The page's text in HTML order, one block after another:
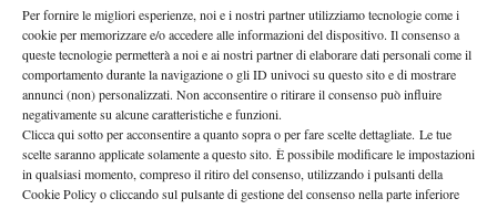
Per fornire le migliori esperienze, noi e i nostri partner utilizziamo tecnologie come i
cookie per memorizzare e/o accedere alle informazioni del dispositivo. Il consenso a
queste tecnologie permetterà a noi e ai nostri partner di elaborare dati personali come il
comportamento durante la navigazione o gli ID univoci su questo sito e di mostrare
annunci (non) personalizzati. Non acconsentire o ritirare il consenso può influire
negativamente su alcune caratteristiche e funzioni.
Clicca qui sotto per acconsentire a quanto sopra o per fare scelte dettagliate. Le tue
scelte saranno applicate solamente a questo sito. È possibile modificare le impostazioni
in qualsiasi momento, compreso il ritiro del consenso, utilizzando i pulsanti della
Cookie Policy o cliccando sul pulsante di gestione del consenso nella parte inferiore
La lancetta dell’età media della maturazione segna 20 anni e 11
mesi, oltre un anno in più del 1993 eil nonno della situazione,
Jiri Novak, nella Top Ten ci entra per la prima volta alla
veneranda età di 27 anni e 6 mesi.
I nipoti di nonno Roger
Lui ci è riuscito a quasi 30 anni…
Nadal, Djokovic e Murray sono entrati nei dieci poco prima del